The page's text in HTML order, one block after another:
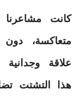
كانت
متعاكسة، دون
علاقة
هذا التشتت